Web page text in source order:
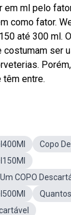
em ml pelo
como fator.
até 300 ml.
costumam ser
entre.
Copo
COPO